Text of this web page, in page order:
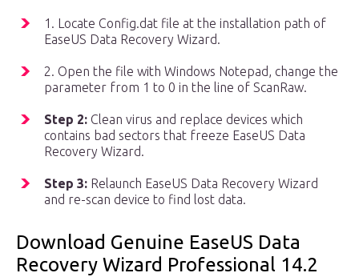
1. Locate Config.dat file at the installation path of
EaseUS Data Recovery Wizard.
2. Open the file with Windows Notepad, change the
parameter from 1 to 0 in the line of ScanRaw.
Step 2: Clean virus and replace devices which
contains bad sectors that freeze EaseUS Data
Recovery Wizard.
Step 3: Relaunch EaseUS Data Recovery Wizard
and re-scan device to find lost data.
Download Genuine EaseUS Data
Recovery Wizard Professional 14.2